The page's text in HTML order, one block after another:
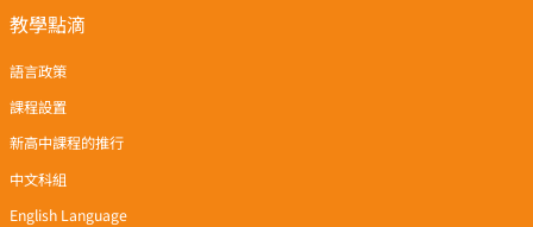
教學點滴
語言政策
課程設置
新高中課程的推行
中文科組
English Language